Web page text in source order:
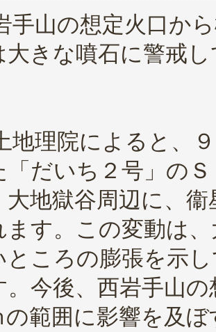
山の想定火口か
大きな噴石に警戒
理院によると、
「だいち２号」の
大地獄谷周辺に、
ます。この変動は
ところの膨張を示
。今後、西岩手山
の範囲に影響を及